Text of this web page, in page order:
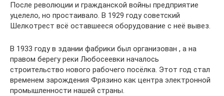
После революции и гражданской войны предприятие
уцелело, но простаивало. В 1929 году советский
Шелкотрест всё оставшееся оборудование с неё вывез.
В 1933 году в здании фабрики был организован , а на
правом берегу реки Любосеевки началось
строительство нового рабочего посёлка. Этот год стал
временем зарождения Фрязино как центра электронной
промышленности нашей страны.